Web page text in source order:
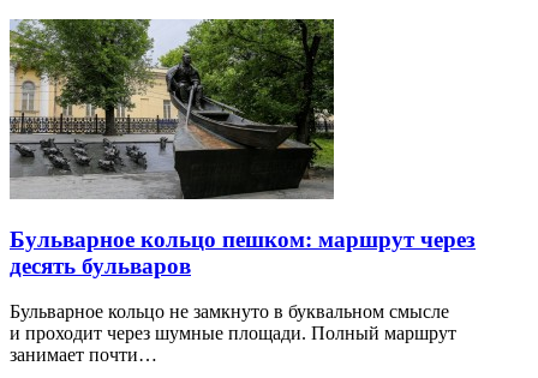
Бульварное кольцо пешком: маршрут через
десять бульваров
Бульварное кольцо не замкнуто в буквальном смысле
и проходит через шумные площади. Полный маршрут
занимает почти…